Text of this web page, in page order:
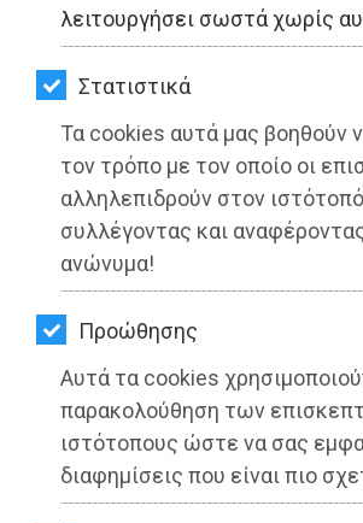
λειτουργήσει σωστά χωρίς
Στατιστικά
Τα cookies αυτά μας βοηθούν
τον τρόπο με τον οποίο οι
αλληλεπιδρούν στον
συλλέγοντας και
ανώνυμα!
Προώθησης
Αυτά τα cookies
παρακολούθηση των
ιστότοπους ώστε να σας
διαφημίσεις που είναι πιο
ΥΓΕΙΑ
LIFESTYLE
ΤΑΞΙΔΙΑ
ΕΞΟΔΟΣ
ΠΕΡΙΒΑΛΛΟΝ
ΚΑΤΟΙΚΙΔΙΟ
ΑΓΓΕΛΙΕΣ
ΕΦΗΜΕΡΙΔΕΣ
OΔΗΓΟΣ
ΑΓΟΡΑΣ